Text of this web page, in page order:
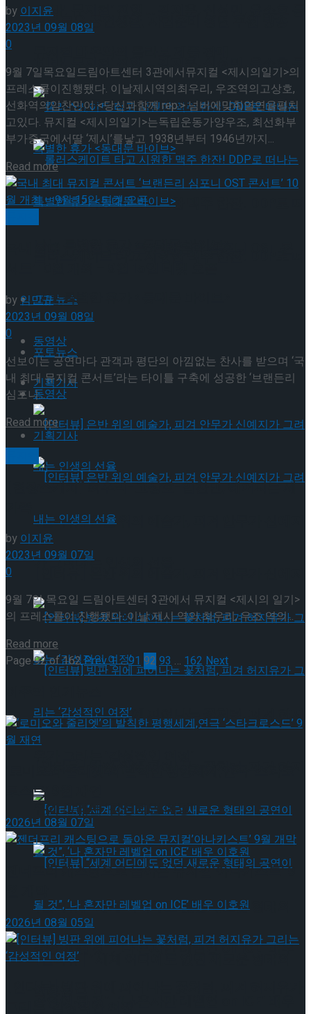
‘비바! 뮤지컬’ 진행 … 김지훈, 신성민, 윤소호 등
롤러스케이트 타고 시원한 맥주 한잔! DDP로 떠
포토뉴스
동영상
기획기사
[인터뷰] 은반 위의 예술가, 피겨 안무가 신예지
가 그려내는 인생의 선율
[인터뷰] 빙판 위에 피어나는 꽃처럼, 피겨 허지
[인터뷰] “세계 어디에도 없던 새로운 형태의
공연이 될 것”, ‘나 혼자만 레벨업 on ICE’ 배우
혜화로운 공연생활, 자립준비 청년 후원 방송
‘비바! 뮤지컬’ 진행 … 김지훈, 신성민, 윤소호 등
뮤지컬 배우와의 콜라보 제품 판매
나는 특별한 휴가 <동대문 바이브>
포토뉴스
동영상
기획기사
가 그려내는 인생의 선율
유가 그리는 ‘감성적인 여정’
[인터뷰] “세계 어디에도 없던 새로운 형태의
by이지윤
2023년 09월 08일
0
9월 7일목요일드림아트센터 3관에서뮤지컬 <제시의일기>의
프레스콜이진행됐다. 이날제시역의최우리, 우조역의고상호,
선화역의임찬민이 <당신과함께 rep.> 넘버에맞춰열연을펼치
고있다. 뮤지컬 <제시의일기>는독립운동가양우조, 최선화부
부가중국에서딸 ‘제시’를낳고 1938년부터 1946년까지...
Read moreDetails
by임민규
2023년 09월 08일
0
선보이는 공연마다 관객과 평단의 아낌없는 찬사를 받으며 ‘국
내 최대 뮤지컬 콘서트’라는 타이틀 구축에 성공한 ‘브랜든리
심포니...
Read moreDetails
[현장스케치] 최우리-고상호-임찬민, 헤어지는 세
by이지윤
2023년 09월 07일
0
9월 7일 목요일 드림아트센터 3관에서 뮤지컬 <제시의 일기>
의 프레스콜이 진행됐다. 이날 제시 역의 최우리, 우조 역의...
Read more
Page 92 of 162Prev1…9192 93 … 162Next
로스드’ 9월 재연
2026년 08월 07일
젠더프리 캐스팅으로 돌아온 뮤지컬’아나키스트’ 9
2026년 08월 05일